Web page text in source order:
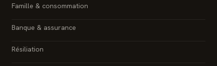
Famille & consommation
Banque & assurance
Résiliation